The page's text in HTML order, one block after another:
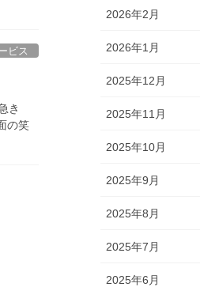
ビス
き
の笑
2026年2月
2026年1月
2025年12月
2025年11月
2025年10月
2025年9月
2025年8月
2025年7月
2025年6月